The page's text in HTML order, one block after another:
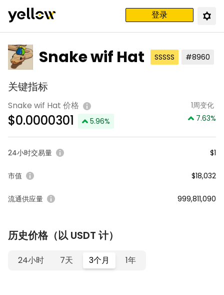
登录
Snake wif Hat SSSSS #8960
关键指标
Snake wif Hat 价格
$0.0000301 5.96%
1周变化
7.63%
24小时交易量 $1
市值 $18,032
流通供应量 999,811,090
历史价格（以 USDT 计）
24小时 7天 3个月 1年